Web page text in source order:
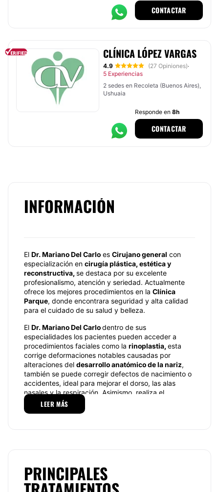
CONTACTAR
CLÍNICA LÓPEZ VARGAS
4.9 (27 Opiniones)·
5 Experiencias
2 sedes en Recoleta (Buenos Aires),
Ushuaia
Responde en 8h
CONTACTAR
INFORMACIÓN
El Dr. Mariano Del Carlo es Cirujano general con
especialización en cirugía plástica, estética y
reconstructiva, se destaca por su excelente
profesionalismo, atención y seriedad. Actualmente
ofrece los mejores procedimientos en la Clínica
Parque, donde encontrara seguridad y alta calidad
para el cuidado de su salud y belleza.
El Dr. Mariano Del Carlodentro de sus
especialidades los pacientes pueden acceder a
procedimientos faciales como la rinoplastia, esta
corrige deformaciones notables causadas por
alteraciones del desarrollo anatómico de la nariz,
también se puede corregir defectos de nacimiento o
accidentes, ideal para mejorar el dorso, las alas
nasales y la respiración. Asimismo, realiza el
procedimiento de la
mejora las condiciones de parpados caídos o bolsas
volumen mamario y corrige asimetrías en el tamaño
de las mamas. Otra de las opciones es la
abdominoplastia , ideal para mujeres que desean
LEER MÁS
PRINCIPALES